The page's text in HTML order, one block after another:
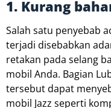
1. Kurang
Salah satu penyebab
terjadi disebabkan
retakan pada selang
mobil Anda. Bagian
tersebut dapat
mobil Jazz seperti